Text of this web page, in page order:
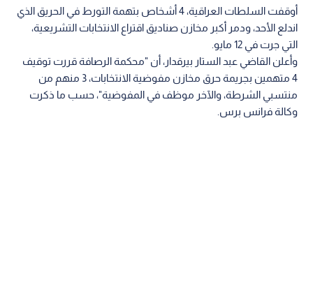
أوقفت السلطات العراقية، 4 أشخاص بتهمة التورط في الحريق الذي
اندلع الأحد، ودمر أكبر مخازن صناديق اقتراع الانتخابات التشريعية،
التي جرت في 12 مايو.
وأعلن القاضي عبد الستار بيرقدار، أن "محكمة الرصافة قررت توقيف
4 متهمين بجريمة حرق مخازن مفوضية الانتخابات، 3 منهم من
منتسبي الشرطة، والآخر موظف في المفوضية"، حسب ما ذكرت
وكالة فرانس برس.